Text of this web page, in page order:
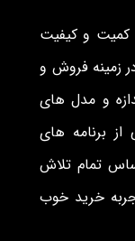
کمیت و کیفیت
زمینه فروش و
و مدل های
برنامه های
تمام تلاش
خرید خوب